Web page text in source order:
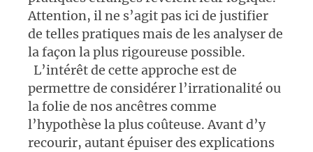
Attention, il ne s’agit pas ici de justifier
de telles pratiques mais de les analyser de
la façon la plus rigoureuse possible.
L’intérêt de cette approche est de
permettre de considérer l’irrationalité ou
la folie de nos ancêtres comme
l’hypothèse la plus coûteuse. Avant d’y
recourir, autant épuiser des explications